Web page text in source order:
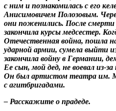
с ним и познакомилась с его
Анисимовичем Полозовым.
они поженились. После
закончила курсы медсестер.
Отечественная война, пошла
ударной армии, сумела выйти
закончила войну в Германии,
Ее сын, мой дед, не воевал из-за
Он был артистом театра им.
с агитбригадами.
– Расскажите о прадеде.